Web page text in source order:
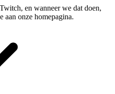
en wanneer we dat doen,
aan onze homepagina.